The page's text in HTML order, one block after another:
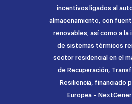
incentivos ligados al
almacenamiento, con
renovables, así como a la
de sistemas térmicos
sector residencial en el
de Recuperación,
Resiliencia, financiado
Europea –